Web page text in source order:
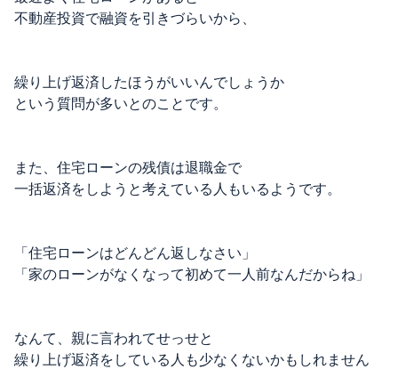
不動産投資で融資を引きづらいから、
繰り上げ返済したほうがいいんでしょうか
という質問が多いとのことです。
また、住宅ローンの残債は退職金で
一括返済をしようと考えている人もいるようです。
「住宅ローンはどんどん返しなさい」
「家のローンがなくなって初めて一人前なんだからね」
なんて、親に言われてせっせと
繰り上げ返済をしている人も少なくないかもしれません